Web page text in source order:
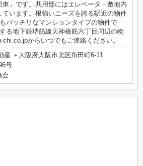
」です。共用部にはエレベータ・敷地内
います。根強いニーズを誇る駅近の物件
バッチリなマンションタイプの物件で
る地下鉄堺筋線天神橋筋六丁目周辺の物
からいつでもご連絡ください。
産
大阪府大阪市北区角田町6-11
号
会